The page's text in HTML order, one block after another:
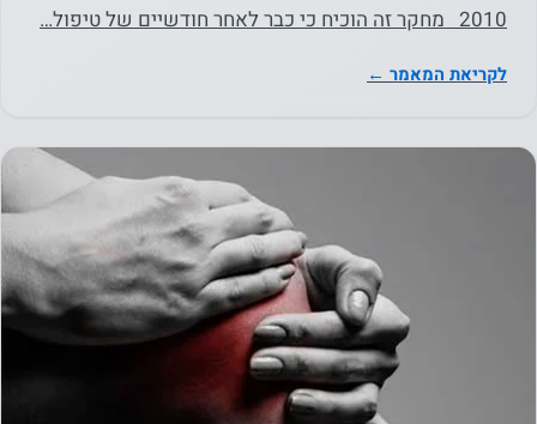
2010 מחקר זה הוכיח כי כבר לאחר חודשיים של טיפול…
לקריאת המאמר ←